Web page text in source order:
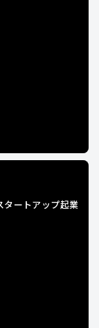
タートアップ起業